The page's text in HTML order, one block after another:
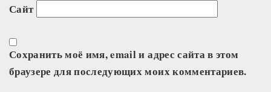
Сайт
Сохранить моё имя, email и адрес сайта в этом
браузере для последующих моих комментариев.